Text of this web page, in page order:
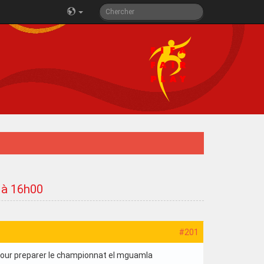
16h00
#201
preparer le championnat el mguamla